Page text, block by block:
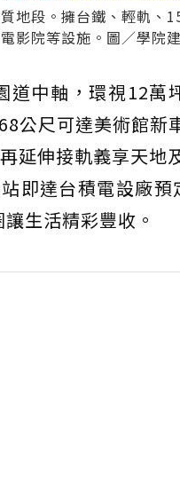
質地段。擁台鐵、輕軌
影院等設施。圖／學院
道中軸，環視12
公尺可達美術館
延伸接軌義享天
即達台積電設廠
生活精彩豐收。